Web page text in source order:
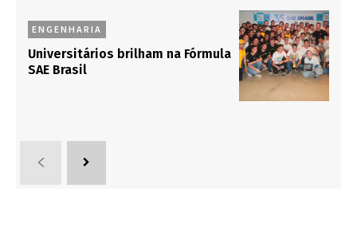
ENGENHARIA
Universitários brilham na Fórmula
SAE Brasil